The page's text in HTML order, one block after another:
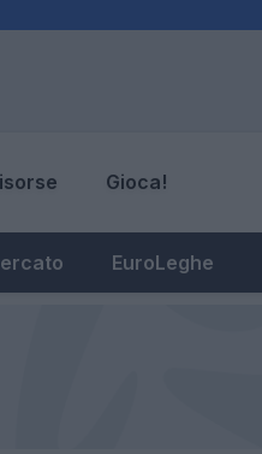
Gioca!
EuroLeghe